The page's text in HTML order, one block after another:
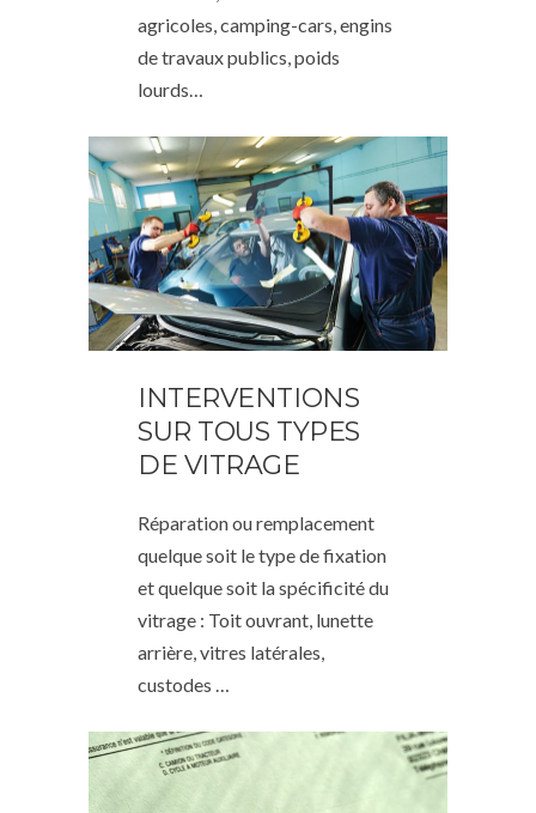
agricoles, camping-cars, engins
de travaux publics, poids
lourds…
INTERVENTIONS
SUR TOUS TYPES
DE VITRAGE
Réparation ou remplacement
quelque soit le type de fixation
et quelque soit la spécificité du
vitrage : Toit ouvrant, lunette
arrière, vitres latérales,
custodes …